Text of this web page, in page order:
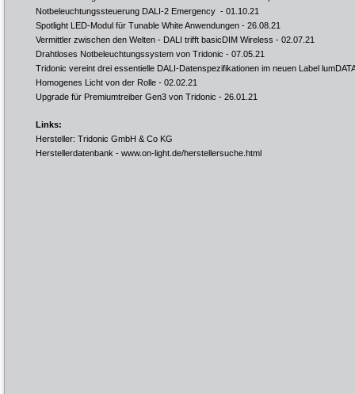
Notbeleuchtungssteuerung DALI-2 Emergency - 01.10.21
Spotlight LED-Modul für Tunable White Anwendungen - 26.08.21
Vermittler zwischen den Welten - DALI trifft basicDIM Wireless - 02.07.21
Drahtloses Notbeleuchtungssystem von Tridonic - 07.05.21
Tridonic vereint drei essentielle DALI-Datenspezifikationen im neuen Label
Homogenes Licht von der Rolle - 02.02.21
Upgrade für Premiumtreiber Gen3 von Tridonic - 26.01.21
Links:
Hersteller: Tridonic GmbH & Co KG
Herstellerdatenbank - www.on-light.de/herstellersuche.html